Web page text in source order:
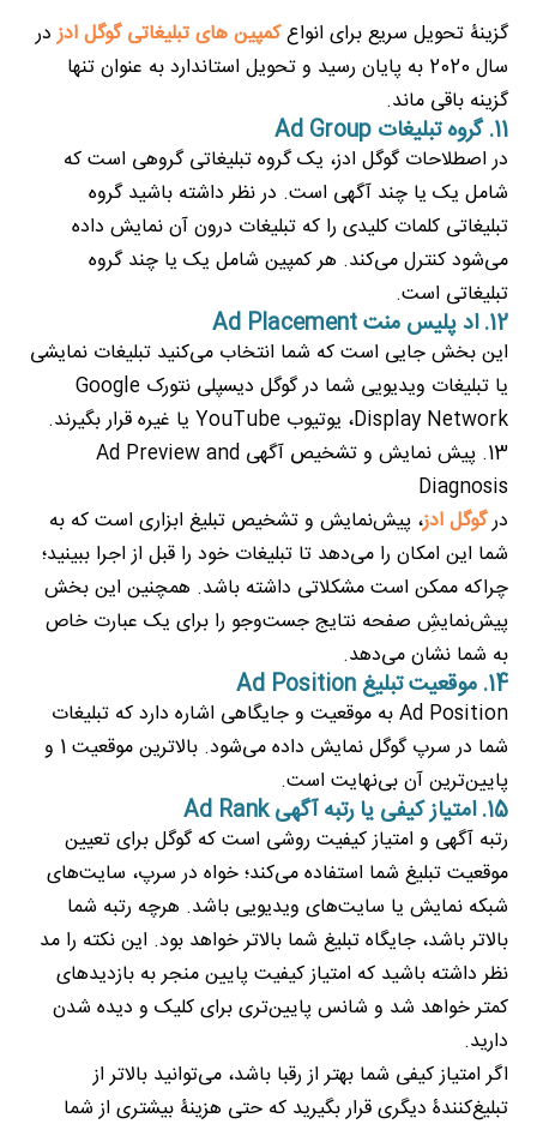
گزینۀ تحویل سریع برای انواعکمپین های تبلیغاتی گوگل ادزدر
سال 2020 به پایان رسید و تحویل استاندارد به عنوان تنها
گزینه باقی ماند.
11. گروه تبلیغات Ad Group
در اصطلاحات گوگل ادز، یک گروه تبلیغاتی گروهی است که
شامل یک یا چند آگهی است. در نظر داشته باشید گروه
تبلیغاتی کلمات کلیدی را که تبلیغات درون آن نمایش داده
می‌شود کنترل می‌کند. هر کمپین شامل یک یا چند گروه
تبلیغاتی است.
12. اد پلیس منت Ad Placement
این بخش جایی است که شما انتخاب می‌کنید تبلیغات نمایشی
یا تبلیغات ویدیویی شما در گوگل دیسپلی نتورک Google
Display Network، یوتیوب YouTube یا غیره قرار بگیرند.
13. پیش نمایش و تشخیص آگهی Ad Preview and
Diagnosis
درگوگل ادز، پیش‌نمایش و تشخیص تبلیغ ابزاری است که به
شما این امکان را می‌دهد تا تبلیغات خود را قبل از اجرا ببینید؛
چراکه ممکن است مشکلاتی داشته باشد. همچنین این بخش
پیش‌نمایشِ صفحه نتایج جست‌وجو را برای یک عبارت خاص
به شما نشان می‌دهد.
14. موقعیت تبلیغ Ad Position
Ad Position به موقعیت و جایگاهی اشاره دارد که تبلیغات
شما در سرپ گوگل نمایش داده می‌شود. بالاترین موقعیت 1 و
پایین‌ترین آن بی‌نهایت است.
15. امتیاز کیفی یا رتبه آگهی Ad Rank
رتبه آگهی و امتیاز کیفیت روشی است که گوگل برای تعیین
موقعیت تبلیغ شما استفاده می‌کند؛ خواه در سرپ، سایت‌های
شبکه نمایش یا سایت‌های ویدیویی باشد. هرچه رتبه شما
بالاتر باشد، جایگاه تبلیغ شما بالاتر خواهد بود. این نکته را مد
نظر داشته باشید که امتیاز کیفیت پایین منجر به بازدیدهای
کمتر خواهد شد و شانس پایین‌تری برای کلیک و دیده شدن
دارید.
اگر امتیاز کیفی شما بهتر از رقبا باشد، می‌توانید بالاتر از
تبلیغ‌کنندۀ دیگری قرار بگیرید که حتی هزینۀ بیشتری از شما